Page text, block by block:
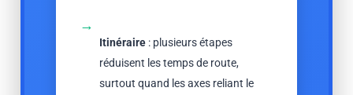
→
Itinéraire : plusieurs étapes
réduisent les temps de route,
surtout quand les axes reliant le